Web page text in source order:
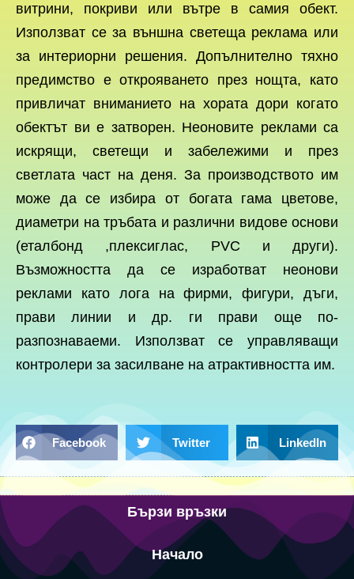
витрини, покриви или вътре в самия обект.
Използват се за външна светеща реклама или
за интериорни решения. Допълнително тяхно
предимство е открояването през нощта, като
привличат вниманието на хората дори когато
обектът ви е затворен. Неоновите реклами са
искрящи, светещи и забележими и през
светлата част на деня. За производството им
може да се избира от богата гама цветове,
диаметри на тръбата и различни видове основи
(еталбонд ,плексиглас, PVC и други).
Възможността да се изработват неонови
реклами като лога на фирми, фигури, дъги,
прави линии и др. ги прави още по-
разпознаваеми. Използват се управляващи
контролери за засилване на атрактивността им.
Facebook Twitter LinkedIn
Бързи връзки
Начало